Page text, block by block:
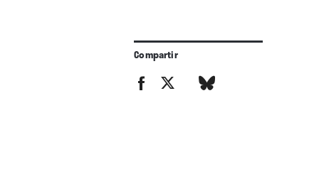
Compartir